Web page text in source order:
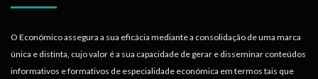
O Económico assegura a sua eficácia mediante a consolidação de uma marca
única e distinta, cujo valor é a sua capacidade de gerar e disseminar conteúdos
informativos e formativos de especialidade económica em termos tais que